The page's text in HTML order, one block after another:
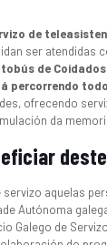
de
ser atendidas
de
percorrendo
ofrecendo
da
aquelas
Autónoma
Galego de